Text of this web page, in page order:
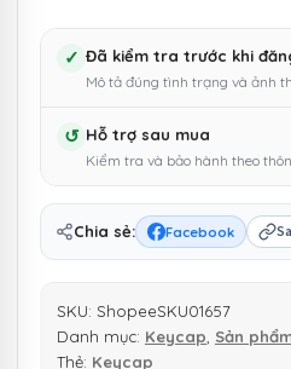
✓ Đã kiểm tra trước khi
Mô tả đúng tình trạng và ảnh
↺ Hỗ trợ sau mua
Kiểm tra và bảo hành theo
Chia sẻ: Facebook
SKU: ShopeeSKU01657
Danh mục: Keycap Sản
Thẻ: Keycap